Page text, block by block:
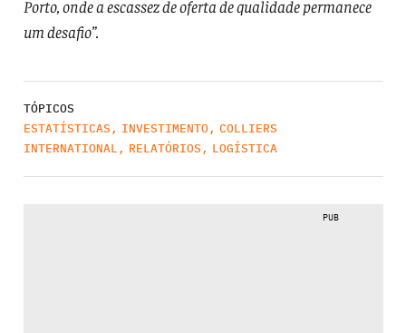
Porto, onde a escassez de oferta de qualidade permanece
um desafio”.
TÓPICOS
ESTATÍSTICAS , INVESTIMENTO, COLLIERS
INTERNATIONAL , RELATÓRIOS , LOGÍSTICA
PUB